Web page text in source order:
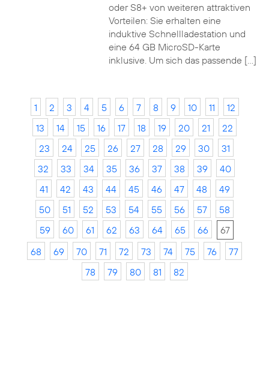
oder S8+ von weiteren attraktiven
Vorteilen: Sie erhalten eine
induktive Schnellladestation und
eine 64 GB MicroSD-Karte
inklusive. Um sich das passende […]
1 2 3 4 5 6 7 8 9 10 11
12
13
14 15 16 17 18 19 20 21
22
23
24 25 26 27 28 29 30
31
32
33 34 35 36 37 38 39
40
41
42 43 44 45 46 47 48
49
50
51 52 53 54 55 56 57
58
59
60 61 62 63 64 65 66
67
68
69 70 71 72 73 74 75 76
77
78
79 80 81 82